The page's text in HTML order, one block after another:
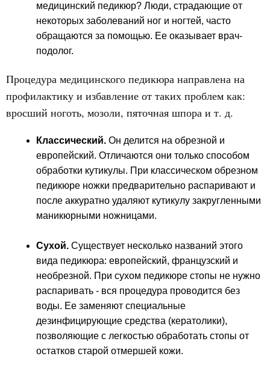
медицинский педикюр? Люди, страдающие от
некоторых заболеваний ног и ногтей, часто
обращаются за помощью. Ее оказывает врач-
подолог.
Процедура медицинского педикюра направлена на
профилактику и избавление от таких проблем как:
вросший ноготь, мозоли, пяточная шпора и т. д.
Классический. Он делится на обрезной и
европейский. Отличаются они только способом
обработки кутикулы. При классическом обрезном
педикюре ножки предварительно распаривают и
после аккуратно удаляют кутикулу закругленными
маникюрными ножницами.
Сухой. Существует несколько названий этого
вида педикюра: европейский, французский и
необрезной. При сухом педикюре стопы не нужно
распаривать - вся процедура проводится без
воды. Ее заменяют специальные
дезинфицирующие средства (кератолики),
позволяющие с легкостью обработать стопы от
остатков старой отмершей кожи.